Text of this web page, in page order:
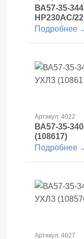
ВА57-35-
НР230AC/
Подробнее
Артикул: 4022
ВА57-35-
(108617)
Подробнее
Артикул: 4027